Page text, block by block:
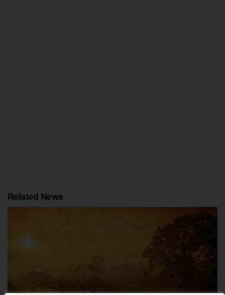
Related News